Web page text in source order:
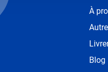
À
Blog